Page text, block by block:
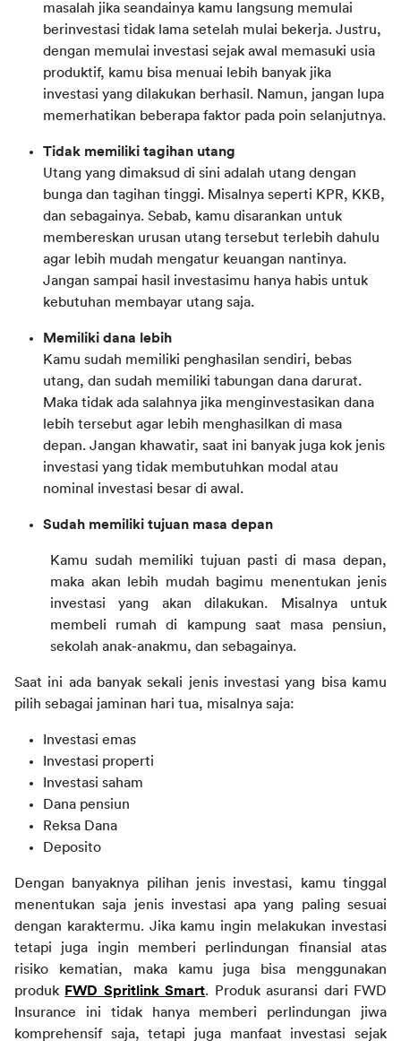
masalah jika seandainya kamu langsung memulai
berinvestasi tidak lama setelah mulai bekerja. Justru,
dengan memulai investasi sejak awal memasuki usia
produktif, kamu bisa menuai lebih banyak jika
investasi yang dilakukan berhasil. Namun, jangan lupa
memerhatikan beberapa faktor pada poin selanjutnya.
Tidak memiliki tagihan utang
Utang yang dimaksud di sini adalah utang dengan
bunga dan tagihan tinggi. Misalnya seperti KPR, KKB,
dan sebagainya. Sebab, kamu disarankan untuk
membereskan urusan utang tersebut terlebih dahulu
agar lebih mudah mengatur keuangan nantinya.
Jangan sampai hasil investasimu hanya habis untuk
kebutuhan membayar utang saja.
Memiliki dana lebih
Kamu sudah memiliki penghasilan sendiri, bebas
utang, dan sudah memiliki tabungan dana darurat.
Maka tidak ada salahnya jika menginvestasikan dana
lebih tersebut agar lebih menghasilkan di masa
depan. Jangan khawatir, saat ini banyak juga kok jenis
investasi yang tidak membutuhkan modal atau
nominal investasi besar di awal.
Sudah memiliki tujuan masa depan
Kamu sudah memiliki tujuan pasti di masa depan,
maka akan lebih mudah bagimu menentukan jenis
investasi yang akan dilakukan. Misalnya untuk
membeli rumah di kampung saat masa pensiun,
sekolah anak-anakmu, dan sebagainya.
Saat ini ada banyak sekali jenis investasi yang bisa kamu
pilih sebagai jaminan hari tua, misalnya saja:
Investasi emas
Investasi properti
Investasi saham
Dana pensiun
Reksa Dana
Deposito
Dengan banyaknya pilihan jenis investasi, kamu tinggal
menentukan saja jenis investasi apa yang paling sesuai
dengan karaktermu. Jika kamu ingin melakukan investasi
tetapi juga ingin memberi perlindungan finansial atas
risiko kematian, maka kamu juga bisa menggunakan
produk FWD Spritlink Smart. Produk asuransi dari FWD
Insurance ini tidak hanya memberi perlindungan jiwa
komprehensif saja, tetapi juga manfaat investasi sejak